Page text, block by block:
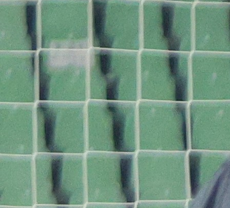
KRAJINA DOBIJA NOVI TEREN
Gradski stadion FK “Krajina” Cazin
dugoočekivani novi umjetni travnjak.
Nakon rekonstrukcije zemljanih radova i
podloge za umjetnu travu došao je red za završnu
a to je postavljanje umjetne trave, koje će
firma d.o.o. Sport United Sarajevo, piše mojcazin.ba.